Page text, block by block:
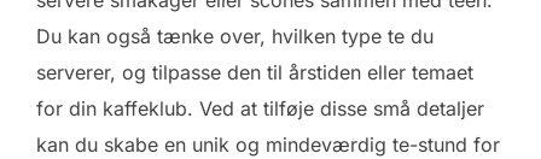
Du kan også tænke over, hvilken type te du
serverer, og tilpasse den til årstiden eller temaet
for din kaffeklub. Ved at tilføje disse små detaljer
kan du skabe en unik og mindeværdig te-stund for